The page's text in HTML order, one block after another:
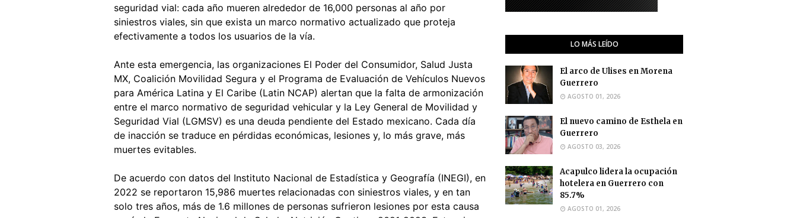
seguridad vial: cada año mueren alrededor de 16,000 personas al año por
siniestros viales, sin que exista un marco normativo actualizado que proteja
efectivamente a todos los usuarios de la vía.
Ante esta emergencia, las organizaciones El Poder del Consumidor, Salud Justa
MX, Coalición Movilidad Segura y el Programa de Evaluación de Vehículos Nuevos
para América Latina y El Caribe (Latin NCAP) alertan que la falta de armonización
entre el marco normativo de seguridad vehicular y la Ley General de Movilidad y
Seguridad Vial (LGMSV) es una deuda pendiente del Estado mexicano. Cada día
de inacción se traduce en pérdidas económicas, lesiones y, lo más grave, más
muertes evitables.
De acuerdo con datos del Instituto Nacional de Estadística y Geografía (INEGI), en
2022 se reportaron 15,986 muertes relacionadas con siniestros viales, y en tan
solo tres años, más de 1.6 millones de personas sufrieron lesiones por esta causa
LO MÁS LEÍDO
El arco de Ulises en Morena
Guerrero
AGOSTO 01, 2026
El nuevo camino de Esthela en
Guerrero
AGOSTO 03, 2026
Acapulco lidera la ocupación
hotelera en Guerrero con
85.7%
AGOSTO 01, 2026